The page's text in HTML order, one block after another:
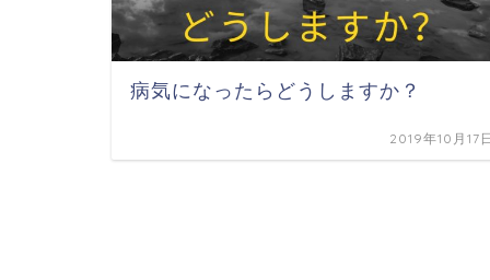
病気になったらどうしますか？
2019年10月17